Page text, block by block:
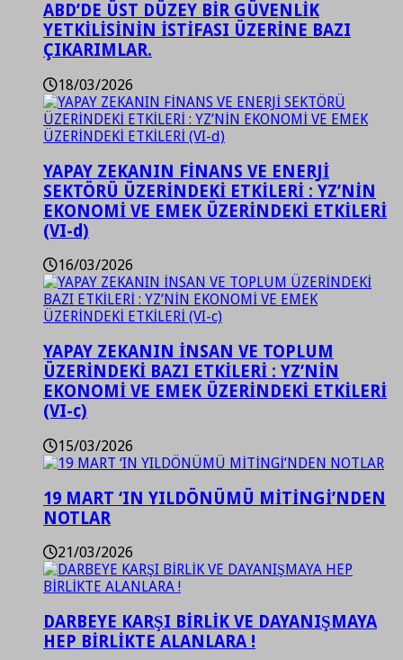
ABD’DE ÜST DÜZEY BİR GÜVENLİK
YETKİLİSİNİN İSTİFASI ÜZERİNE BAZI
ÇIKARIMLAR.
18/03/2026
YAPAY ZEKANIN FİNANS VE ENERJİ
SEKTÖRÜ ÜZERİNDEKİ ETKİLERİ : YZ’NİN
EKONOMİ VE EMEK ÜZERİNDEKİ ETKİLERİ
(VI-d)
16/03/2026
YAPAY ZEKANIN İNSAN VE TOPLUM
ÜZERİNDEKİ BAZI ETKİLERİ : YZ’NİN
EKONOMİ VE EMEK ÜZERİNDEKİ ETKİLERİ
(VI-c)
15/03/2026
19 MART ‘IN YILDÖNÜMÜ MİTİNGİ’NDEN
NOTLAR
21/03/2026
DARBEYE KARŞI BİRLİK VE DAYANIŞMAYA
HEP BİRLİKTE ALANLARA !